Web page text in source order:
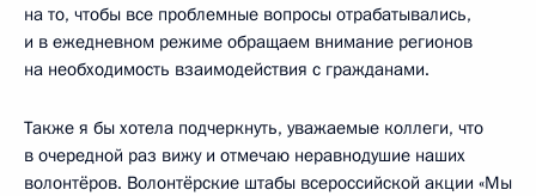
на то, чтобы все проблемные вопросы отрабатывались,
и в ежедневном режиме обращаем внимание регионов
на необходимость взаимодействия с гражданами.
Также я бы хотела подчеркнуть, уважаемые коллеги, что
в очередной раз вижу и отмечаю неравнодушие наших
волонтёров. Волонтёрские штабы всероссийской акции «Мы